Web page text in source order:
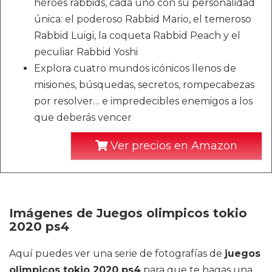
héroes rabbids, cada uno con su personalidad
única: el poderoso Rabbid Mario, el temeroso
Rabbid Luigi, la coqueta Rabbid Peach y el
peculiar Rabbid Yoshi
Explora cuatro mundos icónicos llenos de
misiones, búsquedas, secretos, rompecabezas
por resolver… e impredecibles enemigos a los
que deberás vencer
Ver precios en Amazon
Imágenes de Juegos olimpicos tokio
2020 ps4
Aquí puedes ver una serie de fotografías de juegos